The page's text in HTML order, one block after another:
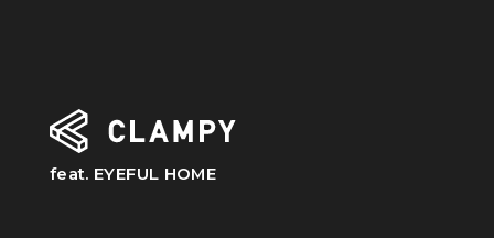
feat. EYEFUL HOME